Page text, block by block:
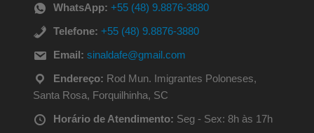
WhatsApp: +55 (48) 9.8876-3880
Telefone: +55 (48) 9.8876-3880
Email: sinaldafe@gmail.com
Endereço: Rod Mun. Imigrantes Poloneses,
Santa Rosa, Forquilhinha, SC
Horário de Atendimento: Seg - Sex: 8h às 17h